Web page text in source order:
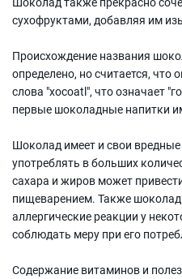
сухофруктами, добавляя им
Происхождение названия
определено, но считается, что
слова "xocoatl", что означает
первые шоколадные напитки
Шоколад имеет и свои вредные
употреблять в больших
сахара и жиров может
пищеварением. Также
аллергические реакции у
соблюдать меру при его
Содержание витаминов и